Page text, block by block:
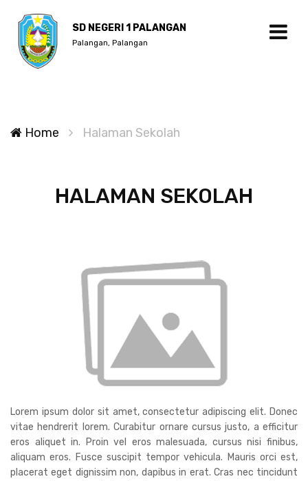
SD NEGERI 1 PALANGAN
Palangan, Palangan
Home Halaman Sekolah
HALAMAN SEKOLAH
Lorem ipsum dolor sit amet, consectetur adipiscing elit. Donec
vitae hendrerit lorem. Curabitur ornare cursus justo, a efficitur
eros aliquet in. Proin vel eros malesuada, cursus nisi finibus,
aliquam eros. Fusce suscipit tempor vehicula. Mauris orci est,
placerat eget dignissim non, dapibus in erat. Cras nec tincidunt